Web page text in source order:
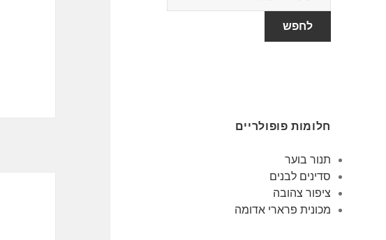
החלומות
חלומות פופולריים
תנור בוער
סדינים לבנים
ציפור צהובה
מכונית פרארי אדומה